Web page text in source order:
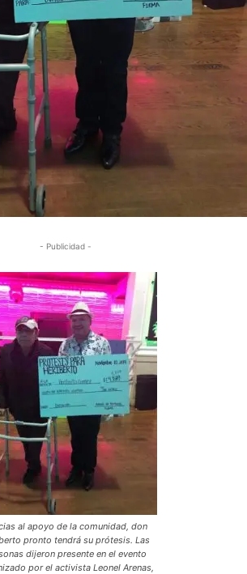
- Publicidad -
al apoyo de la comunidad, don
pronto tendrá su prótesis. Las
dijeron presente en el evento
por el activista Leonel Arenas,